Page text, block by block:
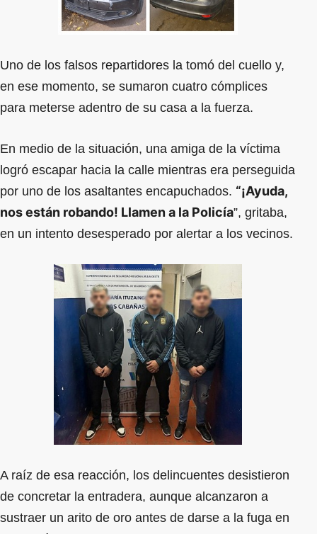
Uno de los falsos repartidores la tomó del cuello y,
en ese momento, se sumaron cuatro cómplices
para meterse adentro de su casa a la fuerza.
En medio de la situación, una amiga de la víctima
logró escapar hacia la calle mientras era perseguida
por uno de los asaltantes encapuchados. “¡Ayuda,
nos están robando! Llamen a la Policía”, gritaba,
en un intento desesperado por alertar a los vecinos.
A raíz de esa reacción, los delincuentes desistieron
de concretar la entradera, aunque alcanzaron a
sustraer un arito de oro antes de darse a la fuga en